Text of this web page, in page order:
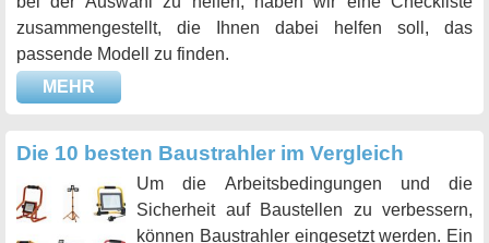
zusammengestellt, die Ihnen dabei helfen soll, das
passende Modell zu finden.
MEHR
Die 10 besten Baustrahler im Vergleich
Um die Arbeitsbedingungen und die
Sicherheit auf Baustellen zu verbessern,
können Baustrahler eingesetzt werden. Ein